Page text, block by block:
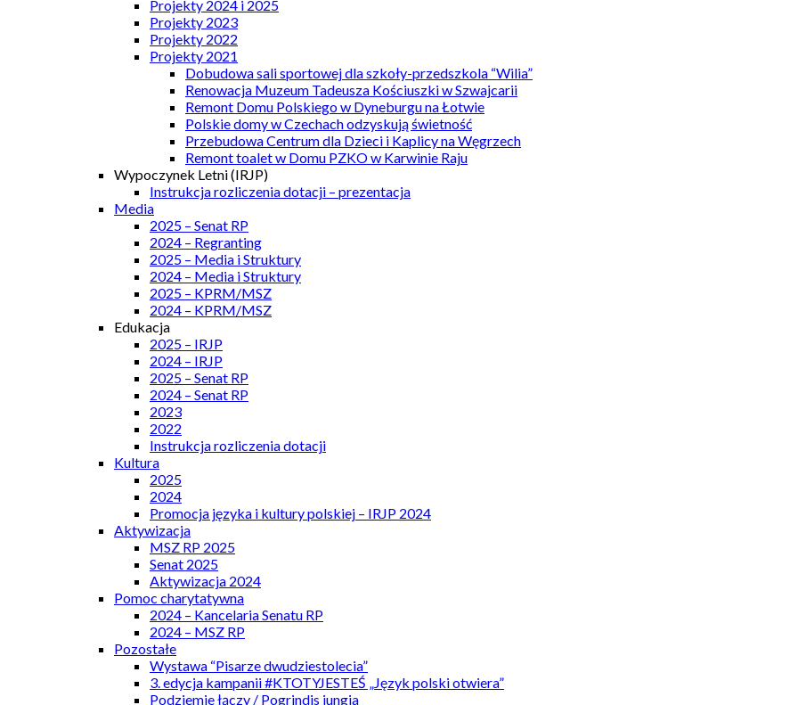
Projekty 2024 i 2025
Projekty 2023
Projekty 2022
Projekty 2021
Dobudowa sali sportowej dla szkoły-przedszkola “Wilia”
Renowacja Muzeum Tadeusza Kościuszki w Szwajcarii
Remont Domu Polskiego w Dyneburgu na Łotwie
Polskie domy w Czechach odzyskują świetność
Przebudowa Centrum dla Dzieci i Kaplicy na Węgrzech
Remont toalet w Domu PZKO w Karwinie Raju
Wypoczynek Letni (IRJP)
Instrukcja rozliczenia dotacji – prezentacja
Media
2025 – Senat RP
2024 – Regranting
2025 – Media i Struktury
2024 – Media i Struktury
2025 – KPRM/MSZ
2024 – KPRM/MSZ
Edukacja
2025 – IRJP
2024 – IRJP
2025 – Senat RP
2024 – Senat RP
2023
2022
Instrukcja rozliczenia dotacji
Kultura
2025
2024
Promocja języka i kultury polskiej – IRJP 2024
Aktywizacja
MSZ RP 2025
Senat 2025
Aktywizacja 2024
Pomoc charytatywna
2024 – Kancelaria Senatu RP
2024 – MSZ RP
Pozostałe
Wystawa “Pisarze dwudziestolecia”
3. edycja kampanii #KTOTYJESTEŚ „Język polski otwiera”
Podziemie łączy / Pogrindis jungia